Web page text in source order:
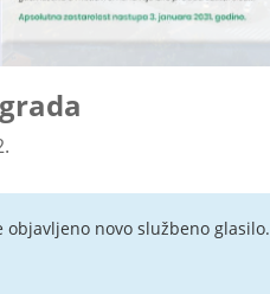
novo službeno glasilo.